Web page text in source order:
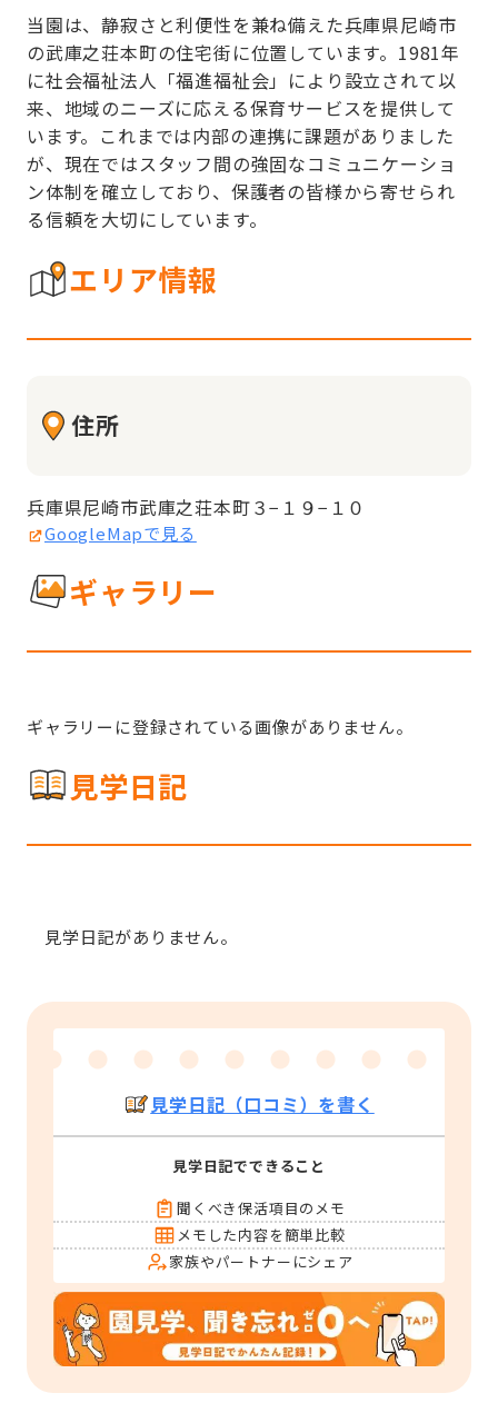
当園は、静寂さと利便性を兼ね備えた兵庫県尼崎市
の武庫之荘本町の住宅街に位置しています。1981年
に社会福祉法人「福進福祉会」により設立されて以
来、地域のニーズに応える保育サービスを提供して
います。これまでは内部の連携に課題がありました
が、現在ではスタッフ間の強固なコミュニケーショ
ン体制を確立しており、保護者の皆様から寄せられ
る信頼を大切にしています。
エリア情報
住所
兵庫県尼崎市武庫之荘本町３−１９−１０
GoogleMapで見る
ギャラリー
ギャラリーに登録されている画像がありません。
見学日記
見学日記がありません。
見学日記（口コミ）を書く
見学日記でできること
聞くべき保活項目のメモ
メモした内容を簡単比較
家族やパートナーにシェア